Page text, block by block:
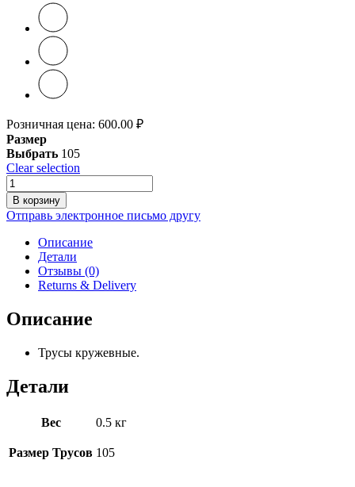
Розничная цена: 600.00 ₽
Размер
Выбрать 105
Clear selection
Количество
товара
Трусы
0116
Красный
В корзину
Отправь электронное письмо другу
Описание
Детали
Отзывы (0)
Returns & Delivery
Описание
Трусы кружевные.
Детали
Вес 0.5 кг
Размер Трусов 105